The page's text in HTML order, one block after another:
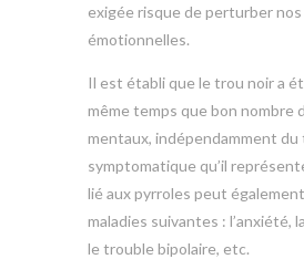
exigée risque de perturber
émotionnelles.
Il est établi que le trou noir a
même temps que bon nombre
mentaux, indépendamment du
symptomatique qu’il
lié aux pyrroles peut
maladies suivantes : l’anxiété,
le trouble bipolaire, etc.